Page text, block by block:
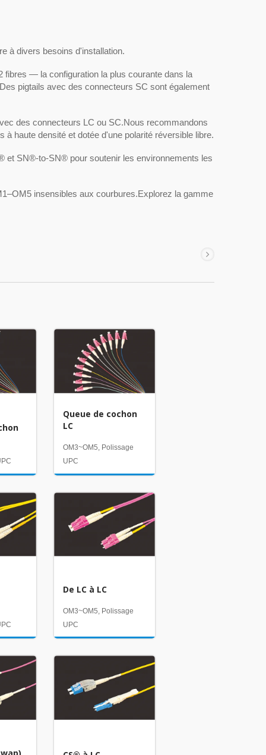
de
PoE++
à divers besoins d'installation.
fibres — la configuration la plus courante dans la
pigtails avec des connecteurs SC sont également
des connecteurs LC ou SC.Nous recommandons
haute densité et dotée d'une polarité réversible libre.
et SN®-to-SN® pour soutenir les environnements les
insensibles aux courbures.Explorez la gamme
Queue de cochon
LC
OM3~OM5, Polissage
UPC
De LC à LC
OM3~OM5, Polissage
UPC